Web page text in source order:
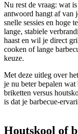
Nu rest de vraag: wat
antwoord hangt af van
snelle sessies en hoge
lange, stabiele
haast en wil je direct
cooken of lange
keuze.
Met deze uitleg over
je nu beter bepalen
briketten versus
is dat je barbecue-
Houtskool of